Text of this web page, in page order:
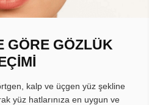
GÖRE GÖZLÜK
kalp ve üçgen yüz şekline
yüz hatlarınıza en uygun ve